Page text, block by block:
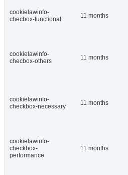
cookielawinfo-
checbox-functional
11 months
cookielawinfo-
checbox-others
11 months
cookielawinfo-
checkbox-necessary
11 months
cookielawinfo-
checkbox-
performance
11 months